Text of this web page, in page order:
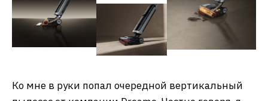
Ко мне в руки попал очередной вертикальный